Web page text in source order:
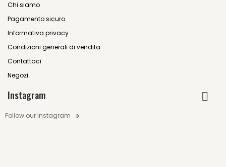
Chi siamo
Pagamento sicuro
Informativa privacy
Condizioni generali di vendita
Contattaci
Negozi
Instagram
Follow our instagram